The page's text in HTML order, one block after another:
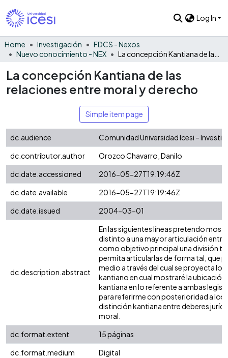
Log In
Home Investigación
FDCS - Nexos
Nuevo conocimiento - NEX
La concepción Kantiana de las
relaciones entre moral y derecho
Simple item page
dc.audience
Comunidad Universidad Icesi –
dc.contributor.author
Orozco Chavarro, Danilo
dc.date.accessioned
2016-05-27T19:19:46Z
dc.date.available
2016-05-27T19:19:46Z
dc.date.issued
2004-03-01
dc.description.abstract
En las siguientes líneas pretendo
distinto a una mayor articulación
como objetivo principal una división
permita articularlas de forma tal, que
medio a través del cual se proyecta lo
kantiano en cual mostraré la
kantiana en lo referente a ambas
para referirme con posterioridad a los
distinción kantiana entre deberes
moral.
dc.format.extent
15 páginas
dc.format.medium
Digital